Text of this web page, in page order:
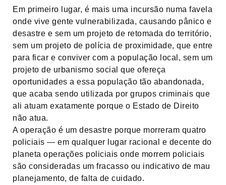
Em primeiro lugar, é mais uma incursão numa favela
onde vive gente vulnerabilizada, causando pânico e
desastre e sem um projeto de retomada do território,
sem um projeto de polícia de proximidade, que entre
para ficar e conviver com a população local, sem um
projeto de urbanismo social que ofereça
oportunidades a essa população tão abandonada,
que acaba sendo utilizada por grupos criminais que
ali atuam exatamente porque o Estado de Direito
não atua.
A operação é um desastre porque morreram quatro
policiais — em qualquer lugar racional e decente do
planeta operações policiais onde morrem policiais
são consideradas um fracasso ou indicativo de mau
planejamento, de falta de cuidado.